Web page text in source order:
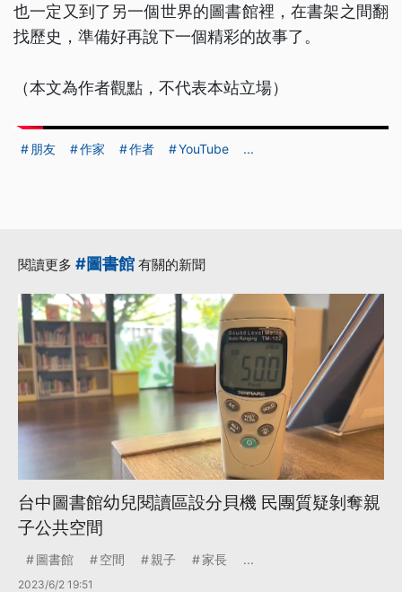
也一定又到了另一個世界的圖書館裡，在書架之間翻
找歷史，準備好再說下一個精彩的故事了。
（本文為作者觀點，不代表本站立場）
朋友 作家 作者 YouTube ...
閱讀更多 #圖書館 有關的新聞
台中圖書館幼兒閱讀區設分貝機 民團質疑剝奪親
子公共空間
圖書館 空間 親子 家長 ...
2023/6/2 19:51